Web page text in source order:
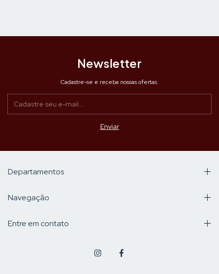
Newsletter
Cadastre-se e receba nossas ofertas.
Departamentos
Navegação
Entre em contato